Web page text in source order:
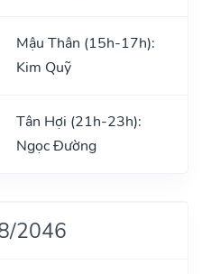
Mậu Thân (15h-17h):
Kim Quỹ
Tân Hợi (21h-23h):
Ngọc Đường
2046